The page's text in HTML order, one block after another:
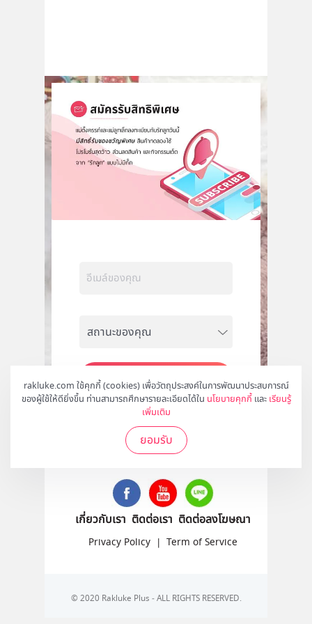
rakluke.com ใช้คุกกี้ (cookies) เพื่อวัตถุประสงค์ในการพัฒนาประสบการณ์
ของผู้ใช้ให้ดียิ่งขึ้น ท่านสามารถศึกษารายละเอียดได้ใน นโยบายคุกกี้ และ เรียนรู้
เพิ่มเติม
ยอมรับ
สมัคร
ติดตามเราได้ที่
เกี่ยวกับเรา ติดต่อเรา ติดต่อลงโฆษณา
Privacy Policy | Term of Service
© 2020 Rakluke Plus - ALL RIGHTS RESERVED.